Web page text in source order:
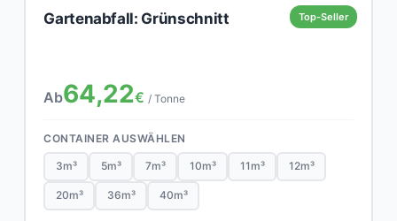
Top-Seller
Gartenabfall: Grünschnitt
Ab64,22€ / Tonne
CONTAINER AUSWÄHLEN
3m³ 5m³ 7m³ 10m³ 11m³ 12m³
20m³ 36m³ 40m³